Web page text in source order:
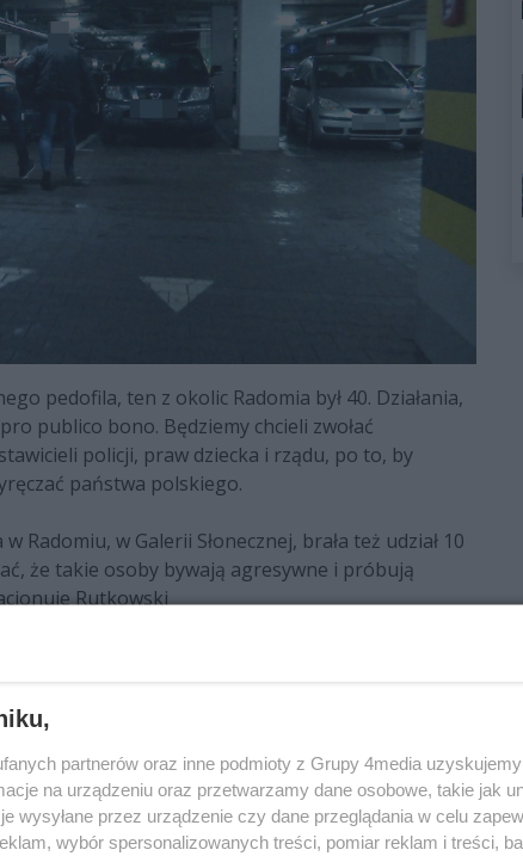
pedofila, ten z okolic Radomia był 40. Działania,
publico bono. Będziemy chcieli zwołać
policji, praw dziecka i rządu, po to, by
państwa polskiego.
Radomiu, w Galerii Słonecznej, brała też udział 10
że takie osoby bywają agresywne i próbują
Rutkowski
który w czwartek, 23 lutego, został
ma ponad 30 lat i jest ojcem dwójki dzieci.
partnerów oraz inne podmioty z Grupy 4media
na urządzeniu oraz przetwarzamy dane osobowe, takie jak
wysyłane przez urządzenie czy dane przeglądania w celu
wybór spersonalizowanych treści, pomiar reklam i treści,